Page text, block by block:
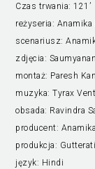
Czas trwania: 121’
reżyseria: Anamika
scenariusz:
zdjęcia:
montaż: Paresh
muzyka:Tyrax
obsada: Ravindra
producent:
produkcja:
język: Hindi